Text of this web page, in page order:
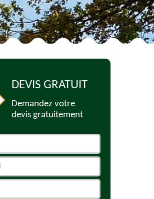
DEVIS GRATUIT
Demandez votre
devis gratuitement